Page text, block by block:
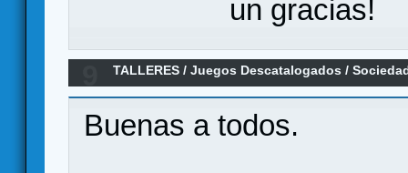
un gracias!
TALLERES /Juegos Descatalogados /
Buenas a todos.